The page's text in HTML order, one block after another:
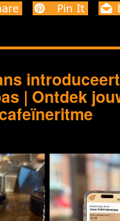
| Ontdek